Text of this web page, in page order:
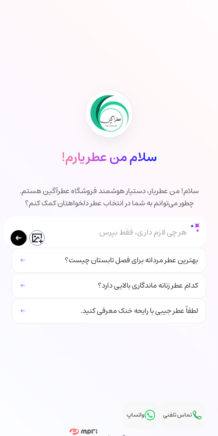
سلام من عطر‌یارم!
سلام! من عطر‌یار، دستیار هوشمند فروشگاه عطرآگین هستم.
چطور می‌توانم به شما در انتخاب عطر دلخواهتان کمک کنم؟
هر چی لازم داری، فقط بپرس
بهترین عطر مردانه برای فصل تابستان چیست؟ ←
کدام عطر زنانه ماندگاری بالایی دارد؟ ←
لطفاً عطر جیبی با رایحه خنک معرفی کنید. ←
تماس تلفنی واتساپ